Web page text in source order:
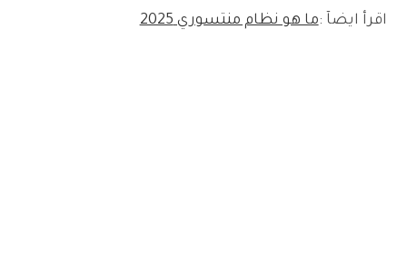
اقرأ ايضآ :ما هو نظام منتسوري 2025